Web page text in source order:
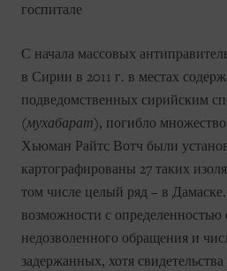
госпитале
С начала массовых
в Сирии в 2011 г. в местах
подведомственных сирийским
(мухабарат), погибло
Хьюман Райтс Вотч были
картографированы 27 таких
том числе целый ряд – в
возможности с
недозволенного обращения и
задержанных, хотя